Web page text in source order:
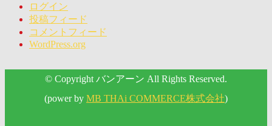
ログイン
投稿フィード
コメントフィード
WordPress.org
© Copyright バンアーン All Rights Reserved.
(power by MB THAi COMMERCE株式会社)